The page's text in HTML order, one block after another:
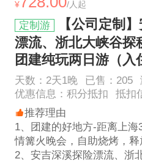
¥ /人起
定制游
【公司定制
漂流、浙北大峡谷探
团建纯玩两日游（入
天数： 2天1晚 已售： 205
优惠信息： 积分抵扣 抵扣
推荐理由
1、团建的好地方-距离上
情篝火晚会，自助烧烤，释
2、安吉深溪探险漂流、浙